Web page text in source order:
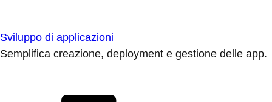
Sviluppo di applicazioni
Semplifica creazione, deployment e gestione delle app.